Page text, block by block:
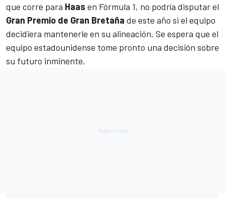
que corre para Haas en Fórmula 1, no podría disputar el
Gran Premio de Gran Bretaña de este año si el equipo
decidiera mantenerle en su alineación. Se espera que el
equipo estadounidense tome pronto una decisión sobre
su futuro inminente.